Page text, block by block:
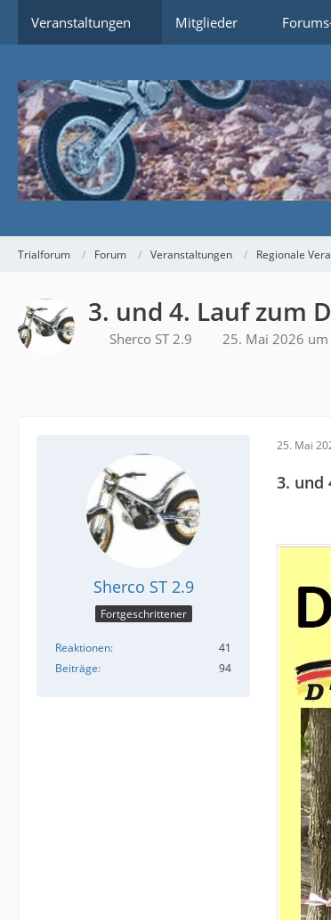
Veranstaltungen Mitglieder
Trialforum Forum Veranstaltungen Regionale
3. und 4. Lauf zum
Sherco ST 2.9 25. Mai 2026
Sherco ST 2.9
Fortgeschrittener
Reaktionen
41
Beiträge
94
25. Mai
3. und